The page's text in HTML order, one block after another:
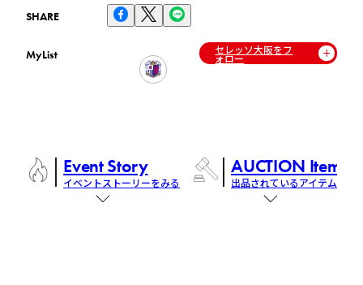
SHARE
MyList セレッソ大阪をフ
ォロー
Event Story
イベントストーリーをみる
AUCTION Items
出品されているアイテム